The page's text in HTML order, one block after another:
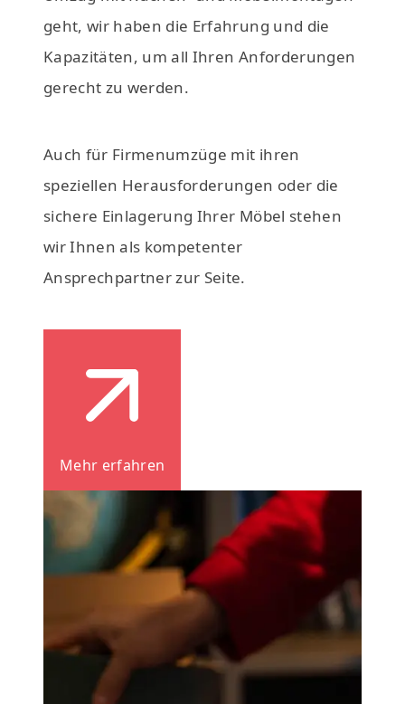
geht, wir haben die Erfahrung und die
Kapazitäten, um all Ihren Anforderungen
gerecht zu werden.
Auch für Firmenumzüge mit ihren
speziellen Herausforderungen oder die
sichere Einlagerung Ihrer Möbel stehen
wir Ihnen als kompetenter
Ansprechpartner zur Seite.
Mehr erfahren